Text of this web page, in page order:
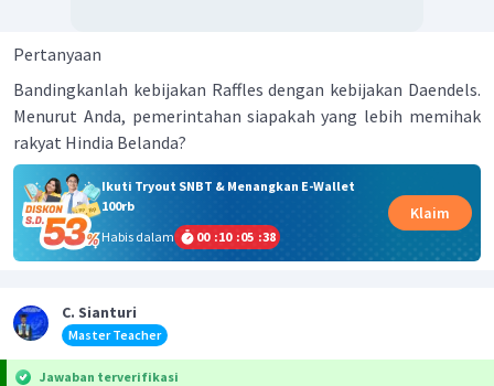
Pertanyaan
Bandingkanlah kebijakan Raffles dengan kebijakan Daendels.
Menurut Anda, pemerintahan siapakah yang lebih memihak
rakyat Hindia Belanda?
Ikuti Tryout SNBT & Menangkan E-Wallet
100rb
Habis dalam
00 :10 :05 :38
Klaim
C. Sianturi
Master Teacher
Jawaban terverifikasi